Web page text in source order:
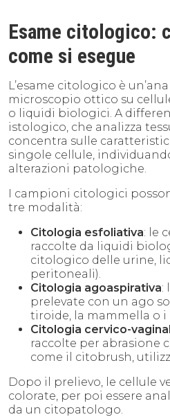
Esame citologico:
come si esegue
L’esame citologico è
microscopio ottico su
o liquidi biologici. A
istologico, che analizza
concentra sulle
singole cellule,
alterazioni patologiche.
I campioni citologici
tre modalità:
Citologia esfoliativa: le
raccolte da liquidi
citologico delle urine,
peritoneali).
Citologia agoaspirativa:
prelevate con un ago
tiroide, la mammella o i
Citologia cervico-
raccolte per abrasione
come il citobrush,
Dopo il prelievo, le cellule
colorate, per poi essere
da un citopatologo.